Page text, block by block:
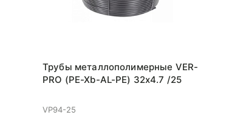
Трубы металлополимерные VER-
PRO (PE-Xb-AL-PE) 32x4.7 /25
VP94-25